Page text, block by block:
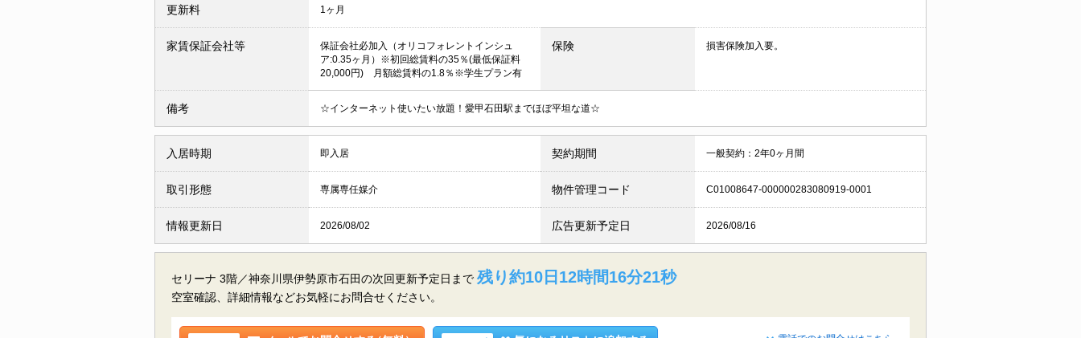
更新料 1ヶ月
家賃保証会社等
保証会社必加入（オリコフォレントインシュ
ア:0.35ヶ月）※初回総賃料の35％(最低保証料
20,000円) 月額総賃料の1.8％※学生プラン有
保険 損害保険加入要。
備考 ☆インターネット使いたい放題！愛甲石田駅までほぼ平坦な道☆
入居時期 即入居 契約期間 一般契約：2年0ヶ月間
取引形態 専属専任媒介 物件管理コード C01008647-000000283080919-0001
情報更新日 2026/08/02 広告更新予定日 2026/08/16
セリーナ 3階／神奈川県伊勢原市石田の次回更新予定日まで 残り約10日12時間16分21秒
空室確認、詳細情報などお気軽にお問合せください。